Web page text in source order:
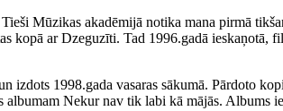
Mūzikas akadēmijā notika mana pirmā
kopā ar Dzeguzīti. Tad 1996.gadā ieskaņotā,
izdots 1998.gada vasaras sākumā. Pārdoto
albumam Nekur nav tik labi kā mājās. Albums